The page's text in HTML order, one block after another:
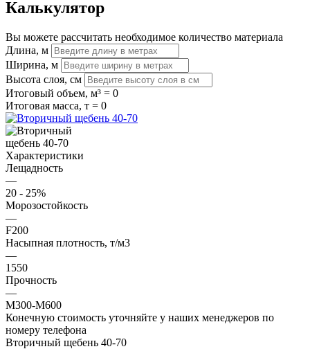
Калькулятор
Вы можете рассчитать необходимое количество материала
Длина, м
Ширина, м
Высота слоя, см
Итоговый объем, м³ = 0
Итоговая масса, т = 0
Характеристики
Лещадность
—
20 - 25%
Морозостойкость
—
F200
Насыпная плотность, т/м3
—
1550
Прочность
—
М300-М600
Конечную стоимость уточняйте у наших менеджеров по
номеру телефона
Вторичный щебень 40-70